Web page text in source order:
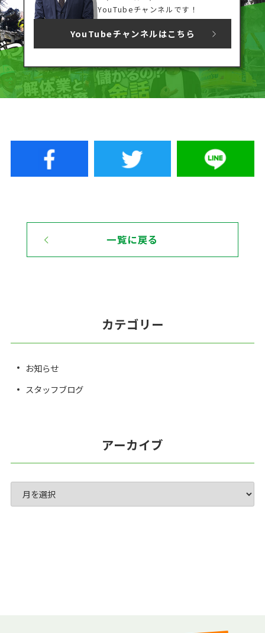
YouTubeチャンネルです！
YouTubeチャンネルはこちら
一覧に戻る
カテゴリー
お知らせ
スタッフブログ
アーカイブ